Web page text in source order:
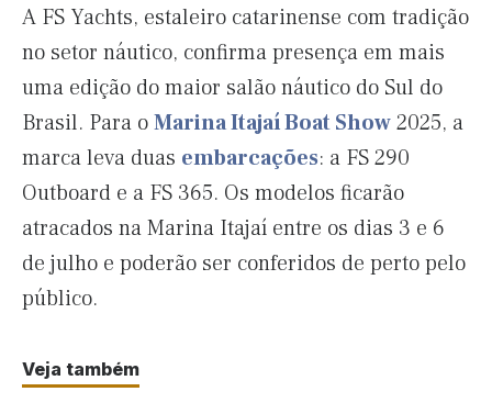
A FS Yachts, estaleiro catarinense com tradição
no setor náutico, confirma presença em mais
uma edição do maior salão náutico do Sul do
Brasil. Para oMarina Itajaí Boat Show2025, a
marca leva duas embarcações: a FS 290
Outboard e a FS 365. Os modelos ficarão
atracados na Marina Itajaí entre os dias 3 e 6
de julho e poderão ser conferidos de perto pelo
público.
Veja também